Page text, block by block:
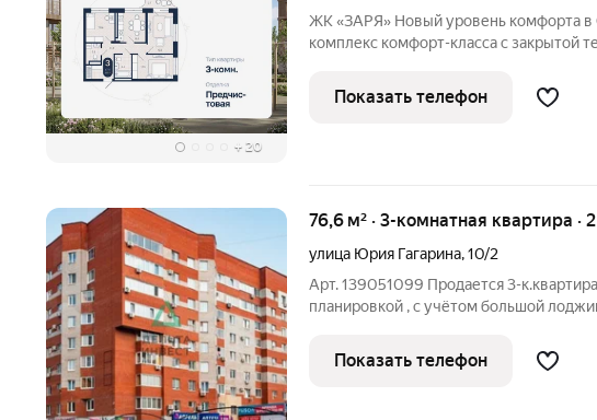
+ 20
ЖК «ЗАРЯ» Новый уровень комфорта в Сипайлово Жилой
комплекс комфорт-класса с закрытой
города. Проект объединяет
новый стандарт застройки с
Показать телефон
76,6 м² · 3-комнатная квартира ·
улица Юрия Гагарина,10/2
Арт. 139051099 Продается 3-
планировкой , с учётом большой
Квартира в состоянии под ремонт, что
владельцам
Показать телефон